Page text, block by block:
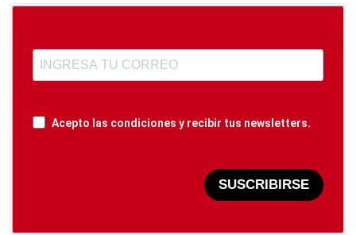
Acepto las condiciones y recibir tus newsletters.
SUSCRIBIRSE